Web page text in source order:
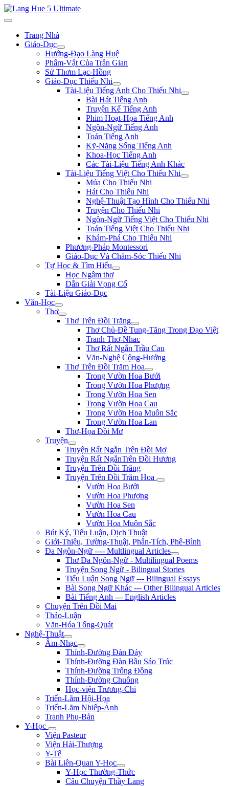
Trang Nhà
Giáo-Dục
Hướng-Đạo Làng Huệ
Phẩm-Vật Của Trân Gian
Sử Thơm Lạc-Hồng
Giáo-Dục Thiếu Nhi
Tài-Liệu Tiếng Anh Cho Thiếu Nhi
Bài Hát Tiếng Anh
Truyện Kể Tiếng Anh
Phim Hoạt-Họa Tiếng Anh
Ngôn-Ngữ Tiếng Anh
Toán Tiếng Anh
Kỹ-Năng Sống Tiếng Anh
Khoa-Học Tiếng Anh
Các Tài-Liệu Tiếng Anh Khác
Tài-Liệu Tiếng Việt Cho Thiếu Nhi
Múa Cho Thiếu Nhi
Hát Cho Thiếu Nhi
Nghệ-Thuật Tạo Hình Cho Thiếu Nhi
Truyện Cho Thiếu Nhi
Ngôn-Ngữ Tiếng Việt Cho Thiếu Nhi
Toán Tiếng Việt Cho Thiếu Nhi
Khám-Phá Cho Thiếu Nhi
Phương-Pháp Montessori
Giáo-Dục Và Chăm-Sóc Thiếu Nhi
Tự Học & Tìm Hiểu
Học Ngâm thơ
Dẫn Giải Vọng Cổ
Tài-Liệu Giáo-Dục
Văn-Học
Thơ
Thơ Trên Đồi Trăng
Thơ Chủ-Đề Tung-Tăng Trong Đạo Việt
Tranh Thơ-Nhac
Thơ Rất Ngắn Trầu Cau
Văn-Nghệ Cộng-Hưởng
Thơ Trên Đồi Trăm Hoa
Trong Vườn Hoa Bưởi
Trong Vườn Hoa Phượng
Trong Vườn Hoa Sen
Trong Vườn Hoa Cau
Trong Vườn Hoa Muôn Sắc
Trong Vườn Hoa Lan
Thơ-Họa Đồi Mơ
Truyện
Truyện Rất Ngắn Trên Đồi Mơ
Truyện Rất NgắnTrên Đồi Hương
Truyện Trên Đồi Trăng
Truyện Trên Đồi Trăm Hoa
Vườn Hoa Bưởi
Vườn Hoa Phượng
Vườn Hoa Sen
Vườn Hoa Cau
Vườn Hoa Muôn Sắc
Bút Ký, Tiểu Luận, Dịch Thuật
Giới-Thiệu, Tường-Thuật, Phân-Tích, Phê-Bình
Đa Ngôn-Ngữ ---- Multlingual Articles
Thơ Đa Ngôn-Ngữ - Multilingual Poems
Truyện Song Ngữ - Bilingual Stories
Tiểu Luận Song Ngữ --- Bilingual Essays
Bài Song Ngữ Khác --- Other Bilingual Articles
Bài Tiếng Anh --- English Articles
Chuyện Trên Đồi Mai
Thảo-Luận
Văn-Hóa Tổng-Quát
Nghệ-Thuật
Âm-Nhạc
Thính-Đường Đàn Đáy
Thính-Đường Đàn Bầu Sáo Trúc
Thính-Đường Trống Đồng
Thính-Đường Chuông
Học-viện Trương-Chi
Triển-Lãm Hội-Họa
Triển-Lãm Nhiếp-Ảnh
Tranh Phụ-Bản
Y-Học
Viện Pasteur
Viện Hải-Thượng
Y-Tế
Bài Liên-Quan Y-Học
Y-Học Thường-Thức
Câu Chuyện Thầy Lang